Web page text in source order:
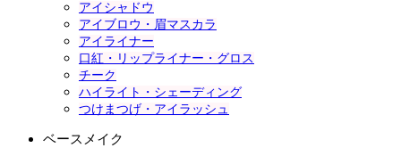
アイシャドウ
アイブロウ・眉マスカラ
アイライナー
口紅・リップライナー・グロス
チーク
ハイライト・シェーディング
つけまつげ・アイラッシュ
ベースメイク